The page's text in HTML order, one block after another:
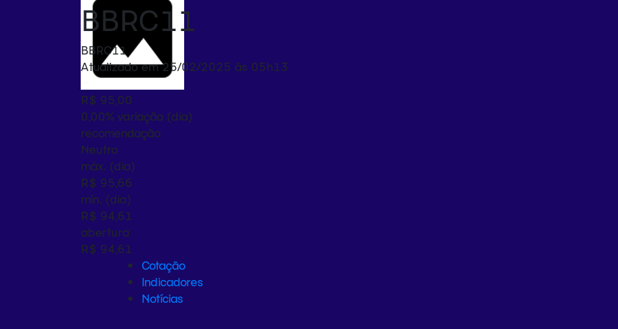
BBRC11
BBRC11
Atualizado em 25/02/2025 às 05h13
R$ 95,00
0,00% variação (dia)
recomendação
Neutro
máx. (dia)
R$ 95,66
mín. (dia)
R$ 94,61
abertura
R$ 94,61
Cotação
Indicadores
Notícias